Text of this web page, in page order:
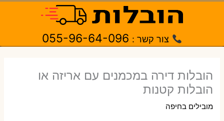
צור קשר : 055-96-64-096
הובלות דירה במכמנים עם אריזה או
הובלות קטנות
מובילים בחיפה